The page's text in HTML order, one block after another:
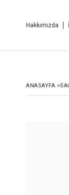
Hakkımızda
ANASAYFA >